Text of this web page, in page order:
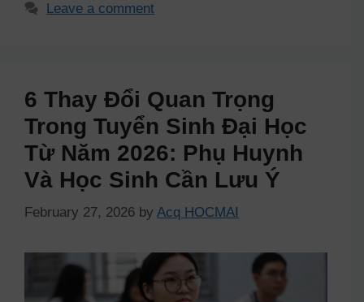
Leave a comment
6 Thay Đổi Quan Trọng
Trong Tuyển Sinh Đại Học
Từ Năm 2026: Phụ Huynh
Và Học Sinh Cần Lưu Ý
February 27, 2026 by Acq HOCMAI